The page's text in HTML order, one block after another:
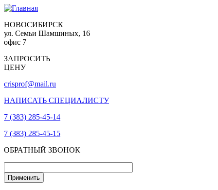
НОВОСИБИРСК
ул. Семьи Шамшиных, 16
офис 7
ЗАПРОСИТЬ
ЦЕНУ
crisprof@mail.ru
НАПИСАТЬ СПЕЦИАЛИСТУ
7 (383) 285-45-14
7 (383) 285-45-15
ОБРАТНЫЙ ЗВОНОК